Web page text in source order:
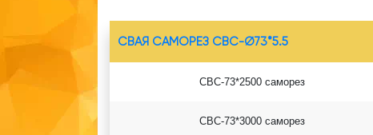
СВАЯ САМОРЕЗ СВС-Ø73*5.5
СВС-73*2500 саморез
СВС-73*3000 саморез